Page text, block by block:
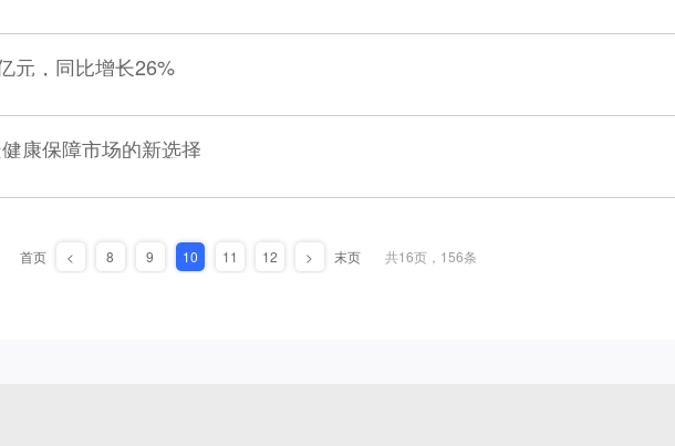
元，同比增长26%
康保障市场的新选择
首页 < 8 9 10 11 12 > 末页 共16页，156条